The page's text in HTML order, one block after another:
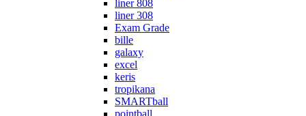
liner 808
liner 308
Exam Grade
bille
galaxy
excel
keris
tropikana
SMARTball
pointball